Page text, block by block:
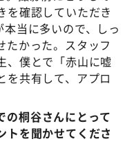
を確認していただき
当に多いので、しっ
たかった。スタッフ
、僕とで「赤山に嘘
を共有して、アプロ
桐谷さんにとって
トを聞かせてくださ